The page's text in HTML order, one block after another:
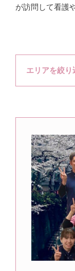
が訪問して看護
エリアを絞り